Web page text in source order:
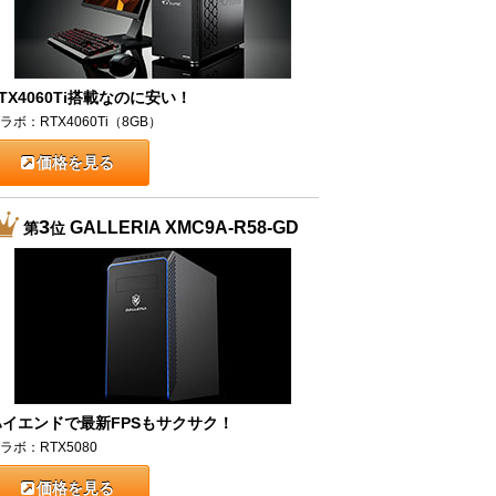
搭載なのに安い！
ボ：RTX4060Ti（8GB）
価格を見る
第3位GALLERIA XMC9A-R58-GD
エンドで最新FPSもサクサク！
ボ：RTX5080
価格を見る